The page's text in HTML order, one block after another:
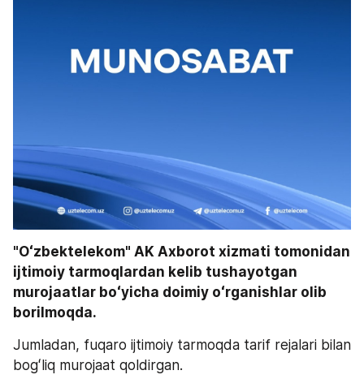
"Oʻzbektelekom" AK Axborot xizmati tomonidan
ijtimoiy tarmoqlardan kelib tushayotgan
murojaatlar boʻyicha doimiy oʻrganishlar olib
borilmoqda.
Jumladan, fuqaro ijtimoiy tarmoqda tarif rejalari bilan
bogʻliq murojaat qoldirgan.